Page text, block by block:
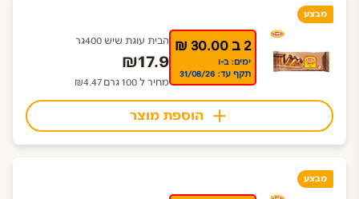
מבצע
2 ב 30.00 ₪
ימים: ב-ו
תקף עד: 31/08/26
הבית עוגת שיש 400גר
₪17.9
מחיר ל 100 גרם ₪4.47
הוספת מוצר
מבצע